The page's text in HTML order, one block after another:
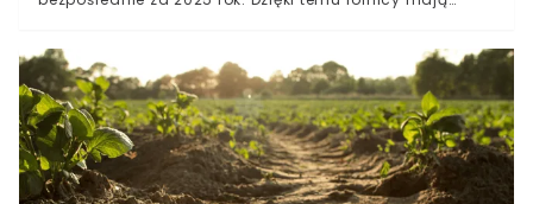
środowisk rolniczych oraz trudne warunki pogodowe,
które utrudniły prace polowe wiosną tego roku.